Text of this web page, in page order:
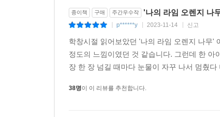
종이책 구매 주간우수작 '나의 라임 오렌지 나
p******y 2023-11-14 신고
학창시절 읽어보았던 '나의 라임 오렌지 나무'
정도의 느낌이였던 것 같습니다. 그런데 한
장 한 장 넘길 때마다 눈물이 자꾸 나서 멈췄
38명이 이 리뷰를 추천합니다.